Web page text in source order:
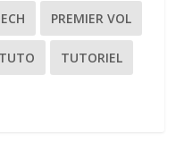
PREMIER VOL
TUTO TUTORIEL